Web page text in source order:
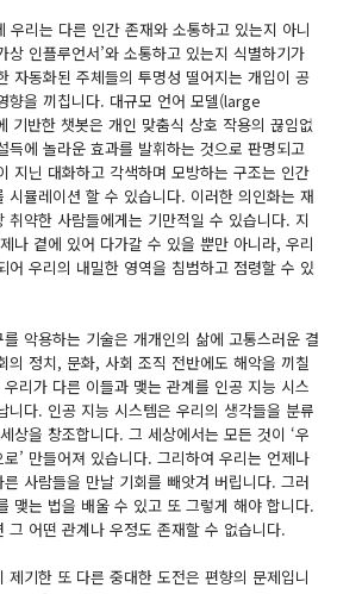
리는 다른 인간 존재와 소통하고 있는지 아니
상 인플루언서’와 소통하고 있는지 식별하기가
자동화된 주체들의 투명성 떨어지는 개입이 공
향을 끼칩니다. 대규모 언어 모델(large
반한 챗봇은 개인 맞춤식 상호 작용의 끊임없
득에 놀라운 효과를 발휘하는 것으로 판명되고
지닌 대화하고 각색하며 모방하는 구조는 인간
시뮬레이션 할 수 있습니다. 이러한 의인화는 재
약한 사람들에게는 기만적일 수 있습니다. 지
나 곁에 있어 다가갈 수 있을 뿐만 아니라, 우리
어 우리의 내밀한 영역을 침범하고 점령할 수 있
악용하는 기술은 개개인의 삶에 고통스러운 결
의 정치, 문화, 사회 조직 전반에도 해악을 끼칠
리가 다른 이들과 맺는 관계를 인공 지능 시스
니다. 인공 지능 시스템은 우리의 생각들을 분류
상을 창조합니다. 그 세상에서는 모든 것이 ‘우
’ 만들어져 있습니다. 그리하여 우리는 언제나
사람들을 만날 기회를 빼앗겨 버립니다. 그러
맺는 법을 배울 수 있고 또 그렇게 해야 합니다.
그 어떤 관계나 우정도 존재할 수 없습니다.
제기한 또 다른 중대한 도전은 편향의 문제입니